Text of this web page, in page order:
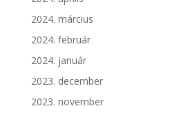
2024. március
2024. február
2024. január
2023. december
2023. november